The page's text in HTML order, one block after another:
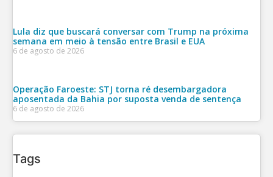
Lula diz que buscará conversar com Trump na próxima
semana em meio à tensão entre Brasil e EUA
6 de agosto de 2026
Operação Faroeste: STJ torna ré desembargadora
aposentada da Bahia por suposta venda de sentença
6 de agosto de 2026
Tags